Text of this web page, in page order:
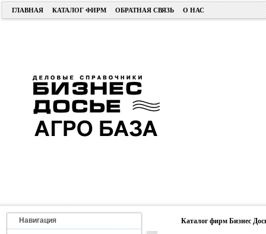
ГЛАВНАЯ КАТАЛОГ ФИРМ ОБРАТНАЯ СВЯЗЬ О НАС
Навигация Каталог фирм Бизнес